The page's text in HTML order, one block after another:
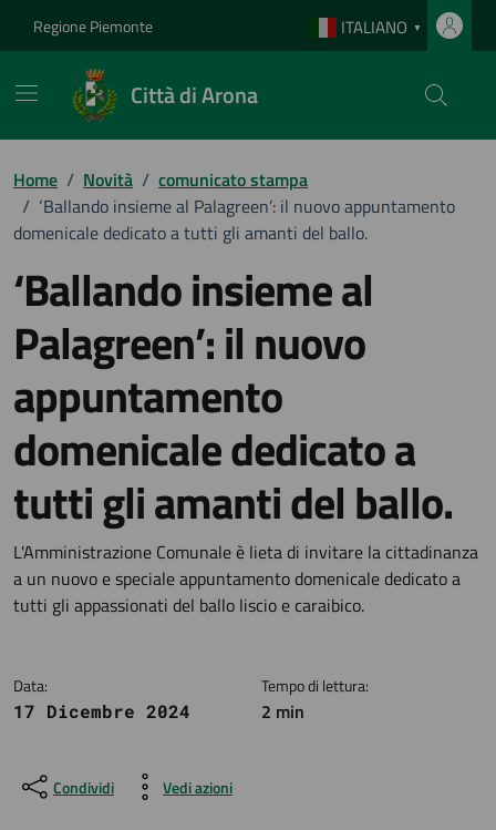
Regione Piemonte ITALIANO ▼
Città di Arona
Home / Novità / comunicato stampa
/ ‘Ballando insieme al Palagreen’: il nuovo appuntamento
domenicale dedicato a tutti gli amanti del ballo.
‘Ballando insieme al
Palagreen’: il nuovo
appuntamento
domenicale dedicato a
tutti gli amanti del ballo.
Dettagli della notizia
L'Amministrazione Comunale è lieta di invitare la cittadinanza
a un nuovo e speciale appuntamento domenicale dedicato a
tutti gli appassionati del ballo liscio e caraibico.
Data:
17 Dicembre 2024
Tempo di lettura:
2 min
Condividi Vedi azioni